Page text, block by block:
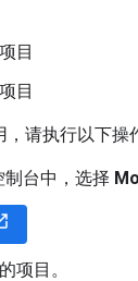
目
目
请执行以下操
制台中，选择
项目。